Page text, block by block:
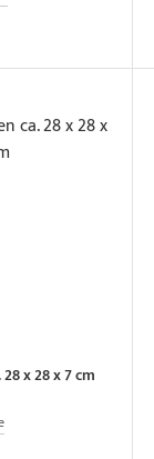
x 28 x 7 cm